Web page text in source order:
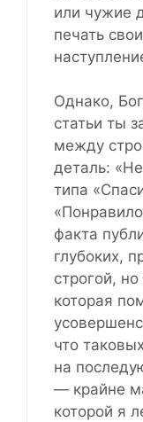
или чужие
печать
Однако,
статьи ты
между
деталь:
типа
факта
глубоких,
строгой,
которая
что
на
— крайне
которой я